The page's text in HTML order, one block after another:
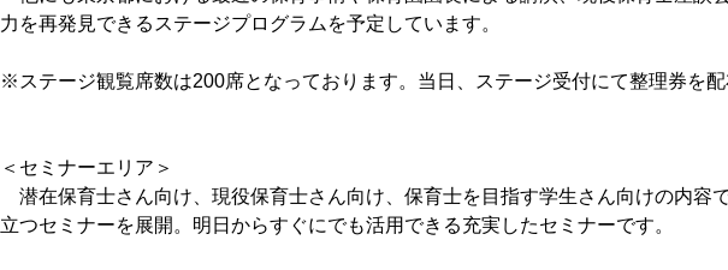
力を再発見できるステージプログラムを予定しています。
※ステージ観覧席数は200席となっております。当日、ステージ受付にて整理券を配
＜セミナーエリア＞
潜在保育士さん向け、現役保育士さん向け、保育士を目指す学生さん向けの内容
立つセミナーを展開。明日からすぐにでも活用できる充実したセミナーです。